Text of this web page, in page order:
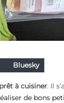
Bluesky
prêt à cuisiner. Il
de bons